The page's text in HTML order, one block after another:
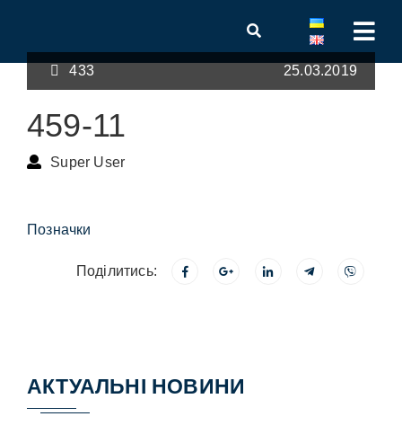
433 25.03.2019
459-11
Super User
Позначки
Поділитись:
АКТУАЛЬНІ НОВИНИ